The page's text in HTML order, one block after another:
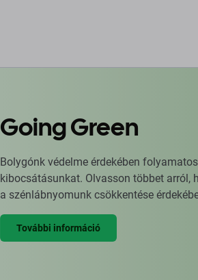
Going Green
Bolygónk védelme érdekében
kibocsátásunkat. Olvasson többet
a szénlábnyomunk csökkentése
További információ